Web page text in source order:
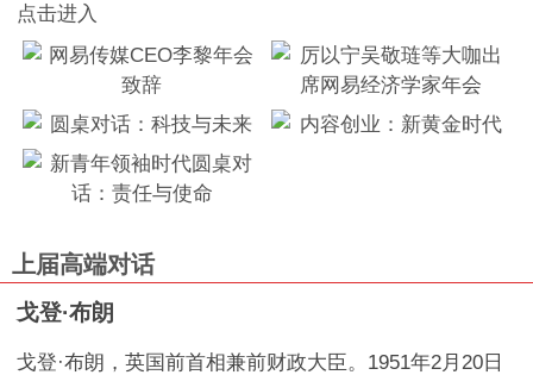
点击进入
上届高端对话
戈登·布朗
戈登·布朗，英国前首相兼前财政大臣。1951年2月20日